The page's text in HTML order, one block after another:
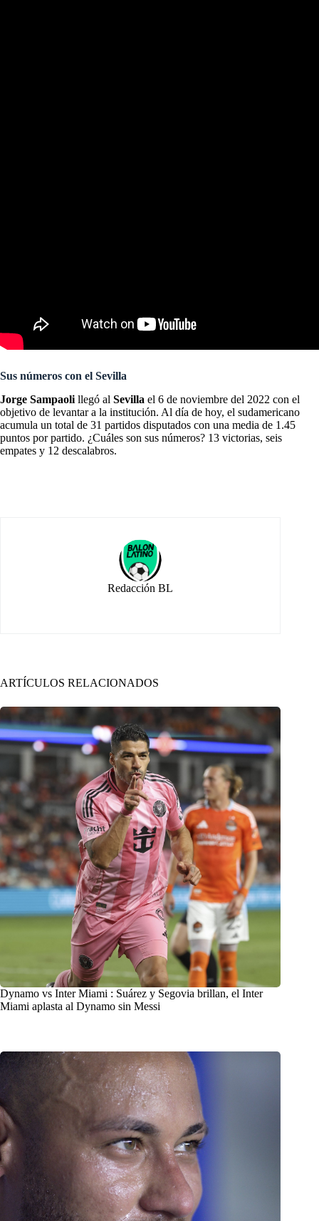
Sus números con el Sevilla
Jorge Sampaoli llegó al Sevilla el 6 de noviembre del 2022 con el
objetivo de levantar a la institución. Al día de hoy, el sudamericano
acumula un total de 31 partidos disputados con una media de 1.45
puntos por partido. ¿Cuáles son sus números? 13 victorias, seis
empates y 12 descalabros.
Redacción BL
ARTÍCULOS RELACIONADOS
Dynamo vs Inter Miami : Suárez y Segovia brillan, el Inter
Miami aplasta al Dynamo sin Messi